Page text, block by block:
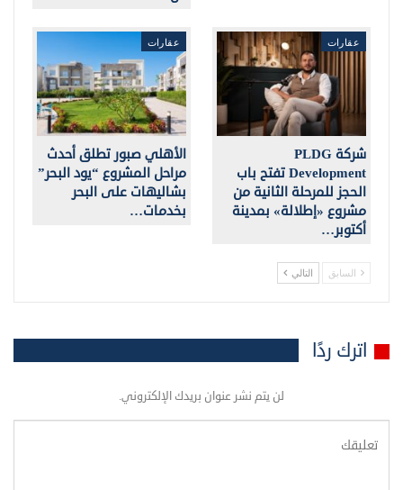
عقارات
شركة PLDG
Development تفتح باب
الحجز للمرحلة الثانية من
مشروع «إطلالة» بمدينة
أكتوبر…
عقارات
الأهلي صبور تطلق أحدث
مراحل المشروع “يود البحر”
بشاليهات على البحر
بخدمات…
السابق التالي
اترك ردًا
لن يتم نشر عنوان بريدك الإلكتروني.